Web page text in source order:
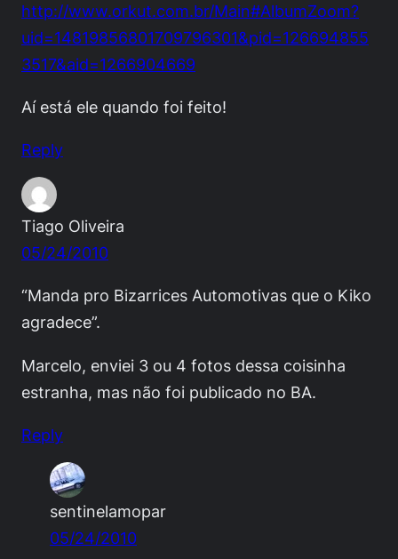
http://www.orkut.com.br/Main#AlbumZoom?
uid=14819856801709796301&pid=126694855
3517&aid=1266904669
Aí está ele quando foi feito!
Reply
Tiago Oliveira
05/24/2010
“Manda pro Bizarrices Automotivas que o Kiko
agradece”.
Marcelo, enviei 3 ou 4 fotos dessa coisinha
estranha, mas não foi publicado no BA.
Reply
sentinelamopar
05/24/2010